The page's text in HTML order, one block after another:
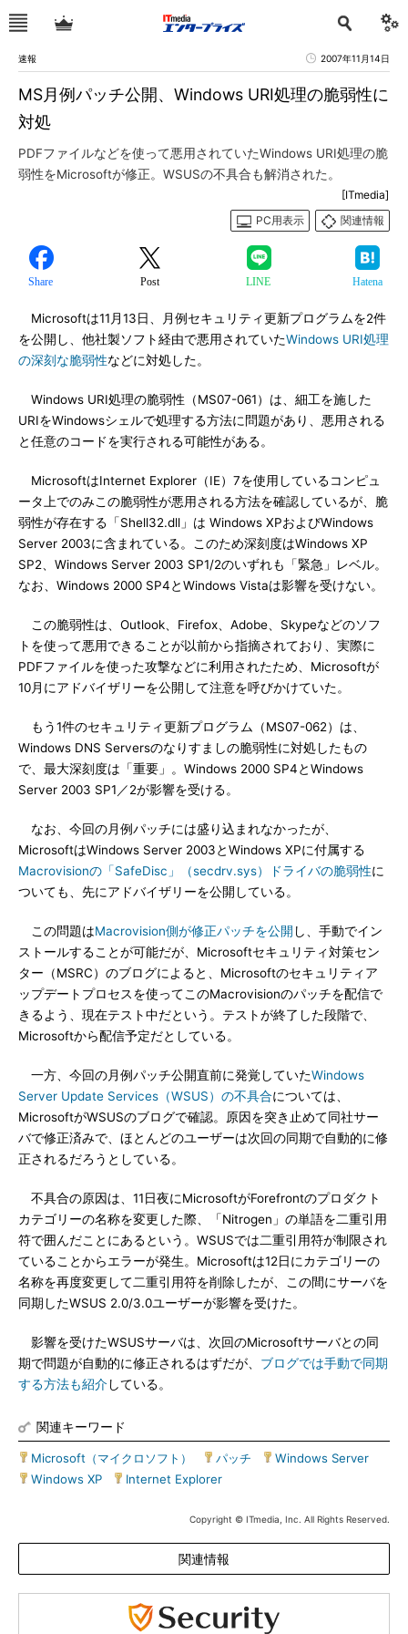
速報 2007年11月14日
MS月例パッチ公開、Windows URI処理の脆弱性に
対処
PDFファイルなどを使って悪用されていたWindows URI処理の脆
弱性をMicrosoftが修正。WSUSの不具合も解消された。
[ITmedia]
PC用表示
関連情報
Share Post LINE Hatena
Microsoftは11月13日、月例セキュリティ更新プログラムを2件
を公開し、他社製ソフト経由で悪用されていたWindows URI処理
の深刻な脆弱性などに対処した。
Windows URI処理の脆弱性（MS07-061）は、細工を施した
URIをWindowsシェルで処理する方法に問題があり、悪用される
と任意のコードを実行される可能性がある。
MicrosoftはInternet Explorer（IE）7を使用しているコンピュ
ータ上でのみこの脆弱性が悪用される方法を確認しているが、脆
弱性が存在する「Shell32.dll」は Windows XPおよびWindows
Server 2003に含まれている。このため深刻度はWindows XP
SP2、Windows Server 2003 SP1/2のいずれも「緊急」レベル。
なお、Windows 2000 SP4とWindows Vistaは影響を受けない。
この脆弱性は、Outlook、Firefox、Adobe、Skypeなどのソフ
トを使って悪用できることが以前から指摘されており、実際に
PDFファイルを使った攻撃などに利用されたため、Microsoftが
10月にアドバイザリーを公開して注意を呼びかけていた。
もう1件のセキュリティ更新プログラム（MS07-062）は、
Windows DNS Serversのなりすましの脆弱性に対処したもの
で、最大深刻度は「重要」。Windows 2000 SP4とWindows
Server 2003 SP1／2が影響を受ける。
なお、今回の月例パッチには盛り込まれなかったが、
MicrosoftはWindows Server 2003とWindows XPに付属する
Macrovisionの「SafeDisc」（secdrv.sys）ドライバの脆弱性に
ついても、先にアドバイザリーを公開している。
この問題はMacrovision側が修正パッチを公開 し、手動でイン
ストールすることが可能だが、Microsoftセキュリティ対策セン
ター（MSRC）のブログによると、Microsoftのセキュリティア
ップデートプロセスを使ってこのMacrovisionのパッチを配信で
きるよう、現在テスト中だという。テストが終了した段階で、
Microsoftから配信予定だとしている。
一方、今回の月例パッチ公開直前に発覚していたWindows
Server Update Services（WSUS）の不具合については、
MicrosoftがWSUSのブログで確認。原因を突き止めて同社サー
バで修正済みで、ほとんどのユーザーは次回の同期で自動的に修
正されるだろうとしている。
不具合の原因は、11日夜にMicrosoftがForefrontのプロダクト
カテゴリーの名称を変更した際、「Nitrogen」の単語を二重引用
符で囲んだことにあるという。WSUSでは二重引用符が制限され
ていることからエラーが発生。Microsoftは12日にカテゴリーの
名称を再度変更して二重引用符を削除したが、この間にサーバを
同期したWSUS 2.0/3.0ユーザーが影響を受けた。
影響を受けたWSUSサーバは、次回のMicrosoftサーバとの同
期で問題が自動的に修正されるはずだが、 ブログでは手動で同期
する方法も紹介している。
関連キーワード
Microsoft（マイクロソフト） パッチ Windows Server
Windows XP
Internet Explorer
Copyright © ITmedia, Inc. All Rights Reserved.
関連情報